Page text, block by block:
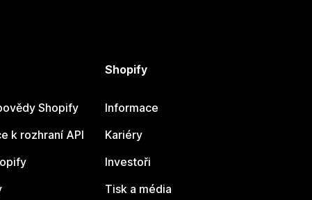
Shopify
k rozhraní API
Shopify
Informace
Kariéry
Investoři
Tisk a média